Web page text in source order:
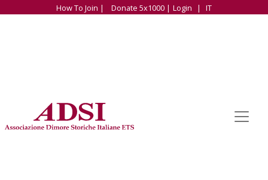
How To Join | Donate 5x1000 | Login | IT